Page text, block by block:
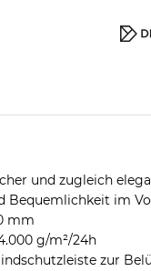
und zugleich
Bequemlichkeit im
mm
g/m²/24h
zur